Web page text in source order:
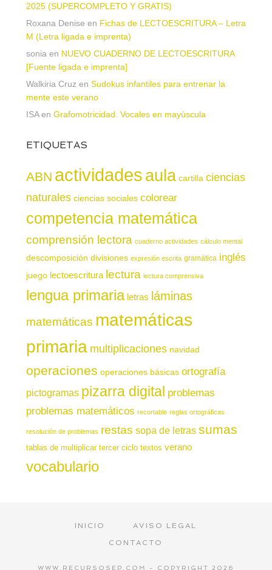
2025 (SUPERCOMPLETO Y GRATIS)
Roxana Denise en Fichas de LECTOESCRITURA – Letra
M (Letra ligada e imprenta)
sonia en NUEVO CUADERNO DE LECTOESCRITURA
[Fuente ligada e imprenta]
Walkiria Cruz en Sudokus infantiles para entrenar la
mente este verano
ISAen Grafomotricidad. Vocales en mayúscula
ETIQUETAS
ABN actividadesaula cartilla ciencias
naturales ciencias sociales colorear
competencia matemática
comprensión lectora cuaderno actividades cálculo mental
descomposición divisiones expresión escrita gramática inglés
juego lectoescritura lectura lectura comprensiva
lengua primaria letras láminas
matemáticas matemáticas
primaria multiplicaciones navidad
operaciones operaciones básicas ortografía
pictogramas pizarra digital problemas
problemas matemáticos recortable reglas ortográficas
resolución de problemas restas sopa de letras sumas
tablas de multiplicar tercer ciclo textos verano
vocabulario
INICIO
AVISO LEGAL
CONTACTO
WWW.RECURSOSEP.COM - COPYRIGHT 2026